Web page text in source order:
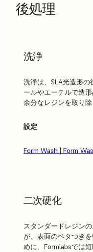
後処理
洗浄
洗浄は、SLA光造形
ールやエーテルで造
余分なレジンを取り除
設定
Form Wash | Form
二次硬化
スタンダードレジン
が、表面のベタつき
めに、Formlabsでは